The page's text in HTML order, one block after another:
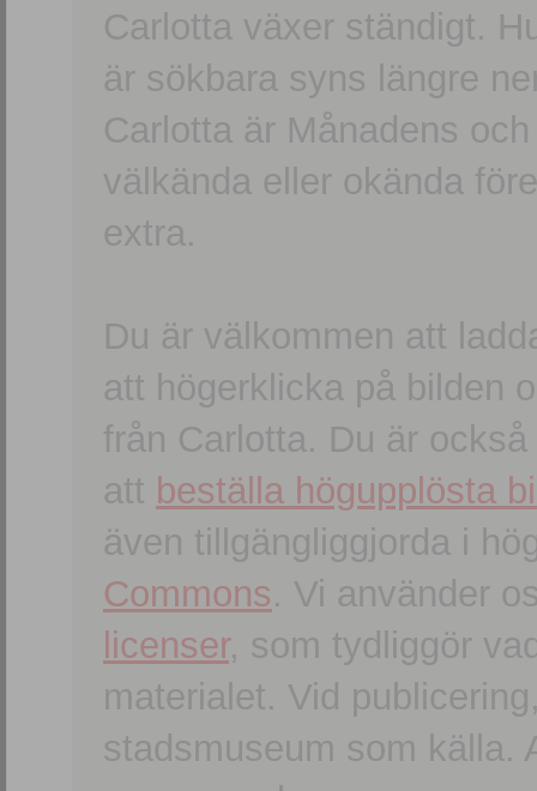
Carlotta växer ständigt.
är sökbara syns längre
Carlotta är Månadens
välkända eller okända
extra.
Du är välkommen att
att högerklicka på bilden
från Carlotta. Du är
att beställa högupplösta
även tillgängliggjorda i
Commons. Vi använder
licenser, som tydliggör
materialet. Vid
stadsmuseum som källa.